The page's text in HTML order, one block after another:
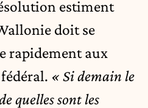
estiment
doit se
rapidement aux
« Si demain le
quelles sont les